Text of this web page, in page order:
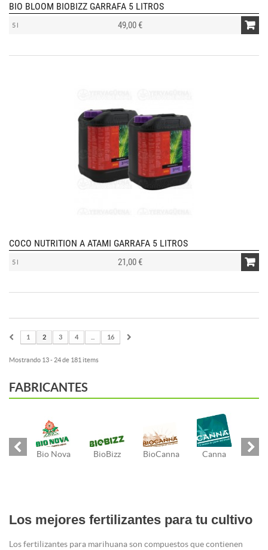
BIO BLOOM BIOBIZZ GARRAFA 5 LITROS
5 l 49,00 €
COCO NUTRITION A ATAMI GARRAFA 5 LITROS
5 l 21,00 €
1 2 3 4 ... 16
Mostrando 13 - 24 de 181 items
FABRICANTES
Bio Nova BioBizz BioCanna Canna
Los mejores fertilizantes para tu cultivo
Los fertilizantes para marihuana son compuestos que contienen